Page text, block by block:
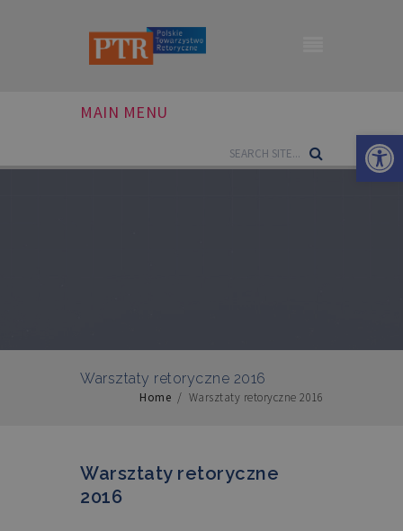
MAIN MENU
Warsztaty retoryczne 2016
Home / Warsztaty retoryczne 2016
Warsztaty retoryczne
2016